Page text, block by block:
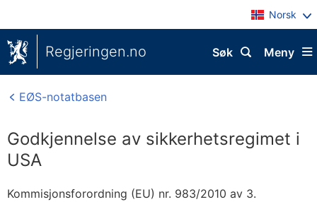
Norsk
Regjeringen.no Meny
Søk
EØS-notatbasen
Godkjennelse av sikkerhetsregimet i
USA
Kommisjonsforordning (EU) nr. 983/2010 av 3.